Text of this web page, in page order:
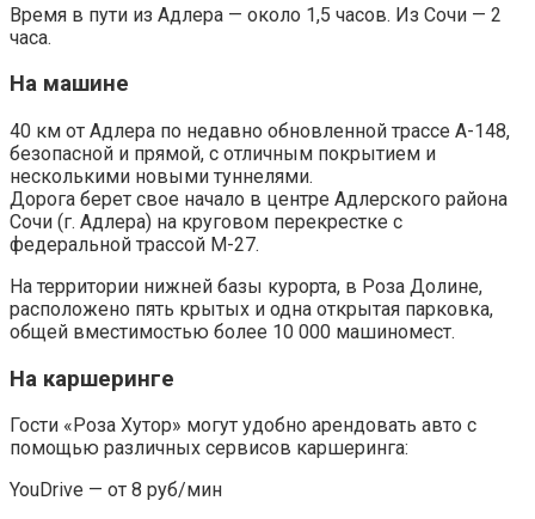
Время в пути из Адлера — около 1,5 часов. Из Сочи — 2
часа.
На машине
40 км от Адлера по недавно обновленной трассе А-148,
безопасной и прямой, с отличным покрытием и
несколькими новыми туннелями.
Дорога берет свое начало в центре Адлерского района
Сочи (г. Адлера) на круговом перекрестке с
федеральной трассой М-27.
На территории нижней базы курорта, в Роза Долине,
расположено пять крытых и одна открытая парковка,
общей вместимостью более 10 000 машиномест.
На каршеринге
Гости «Роза Хутор» могут удобно арендовать авто с
помощью различных сервисов каршеринга:
YouDrive — от 8 руб/мин